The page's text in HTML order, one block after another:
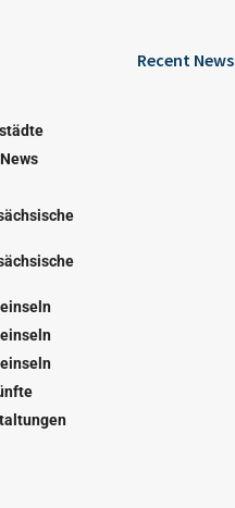
Recent News